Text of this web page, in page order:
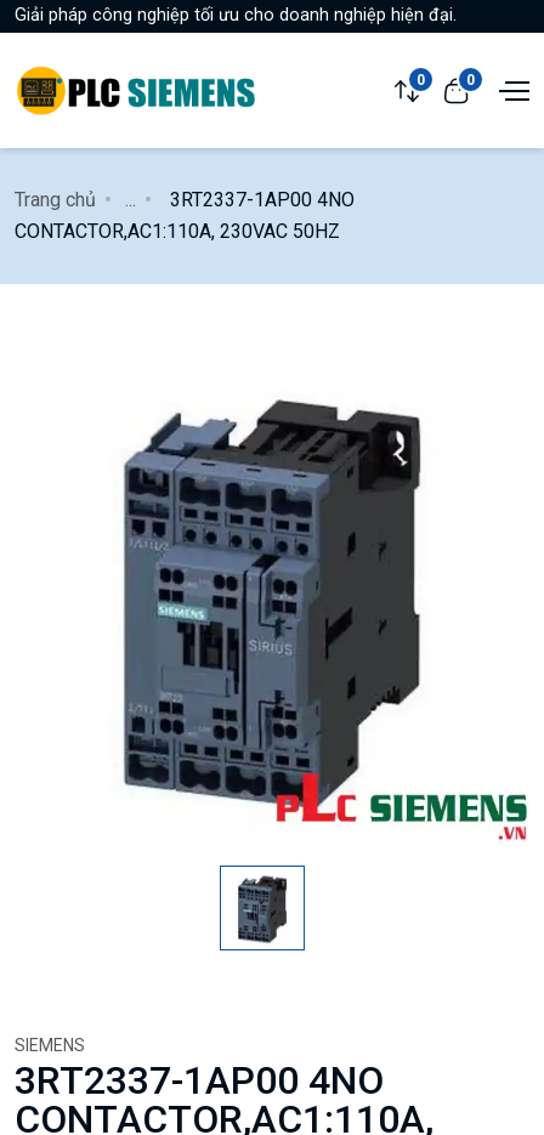
Giải pháp công nghiệp tối ưu cho doanh nghiệp hiện đại.
0 0
Trang chủ
3RT2337-1AP00 4NO
CONTACTOR,AC1:110A, 230VAC 50HZ
SIEMENS
3RT2337-1AP00 4NO
CONTACTOR,AC1:110A,